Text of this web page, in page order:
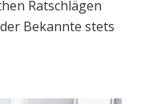
Ratschlägen
Bekannte stets